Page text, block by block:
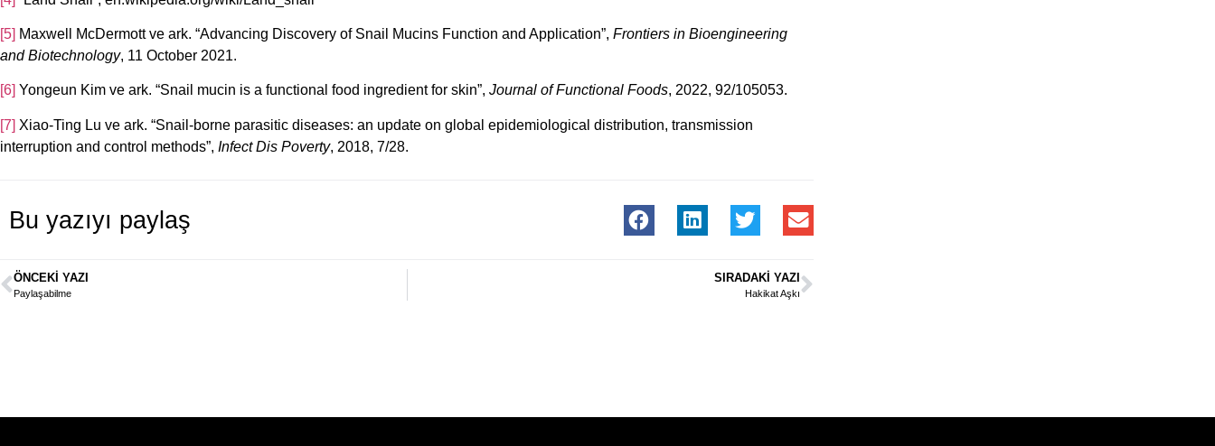
[5] Maxwell McDermott ve ark. “Advancing Discovery of Snail Mucins Function and Application”, Frontiers in Bioengineering
and Biotechnology, 11 October 2021.
[6] Yongeun Kim ve ark. “Snail mucin is a functional food ingredient for skin”, Journal of Functional Foods, 2022, 92/105053.
[7] Xiao-Ting Lu ve ark. “Snail-borne parasitic diseases: an update on global epidemiological distribution, transmission
interruption and control methods”, Infect Dis Poverty, 2018, 7/28.
Bu yazıyı paylaş
ÖNCEKI YAZI
Paylaşabilme
SIRADAKI YAZI
Hakikat Aşkı